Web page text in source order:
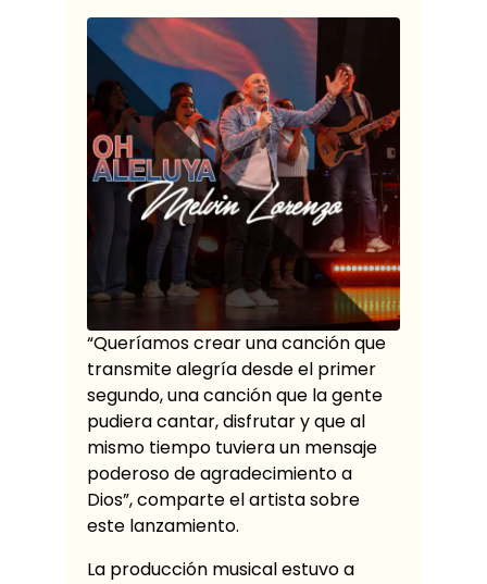
“Queríamos crear una canción que
transmite alegría desde el primer
segundo, una canción que la gente
pudiera cantar, disfrutar y que al
mismo tiempo tuviera un mensaje
poderoso de agradecimiento a
Dios”, comparte el artista sobre
este lanzamiento.
La producción musical estuvo a